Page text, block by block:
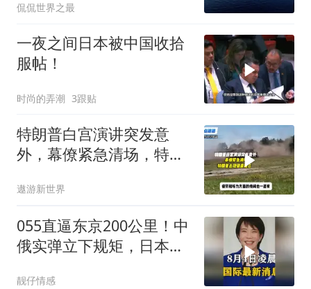
侃侃世界之最
一夜之间日本被中国收拾
服帖！
时尚的弄潮 3跟贴
特朗普白宫演讲突发意
外，幕僚紧急清场，特朗
遨游新世界
055直逼东京200公里！中
俄实弹立下规矩，日本除
靓仔情感